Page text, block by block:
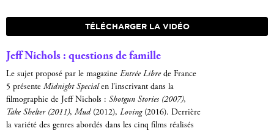
TÉLÉCHARGER LA VIDÉO
Jeff Nichols : questions de famille
Le sujet proposé par le magazine Entrée Librede France
5 présente Midnight Specialen l’inscrivant dans la
filmographie de Jeff Nichols : Shotgun Stories (2007),
Take Shelter (2011), Mud(2012), Loving(2016). Derrière
la variété des genres abordés dans les cinq films réalisés